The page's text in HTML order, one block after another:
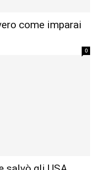
come imparai
0